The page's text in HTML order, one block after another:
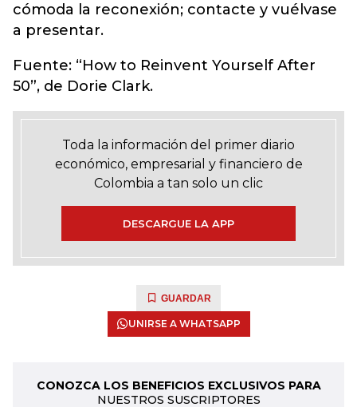
cómoda la reconexión; contacte y vuélvase
a presentar.
Fuente: “How to Reinvent Yourself After
50”, de Dorie Clark.
Toda la información del primer diario
económico, empresarial y financiero de
Colombia a tan solo un clic
DESCARGUE LA APP
GUARDAR
UNIRSE A WHATSAPP
CONOZCA LOS BENEFICIOS EXCLUSIVOS PARA
NUESTROS SUSCRIPTORES